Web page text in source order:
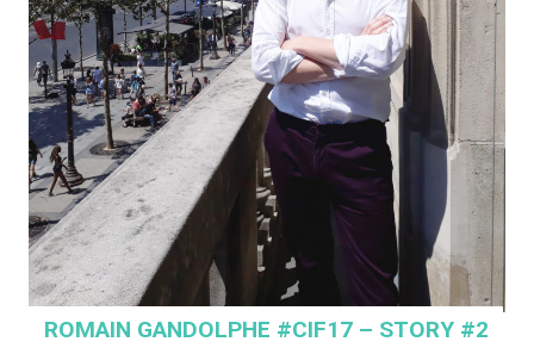
ROMAIN GANDOLPHE #CIF17 – STORY #2